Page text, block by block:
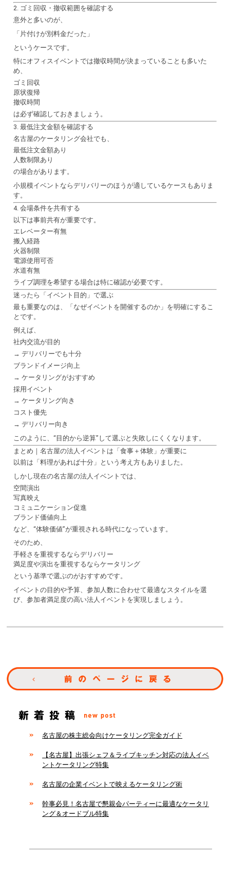
2. ゴミ回収・撤収範囲を確認する
意外と多いのが、
「片付けが別料金だった」
というケースです。
特にオフィスイベントでは撤収時間が決まっていることも多いた
め、
ゴミ回収
原状復帰
撤収時間
は必ず確認しておきましょう。
3. 最低注文金額を確認する
名古屋のケータリング会社でも、
最低注文金額あり
人数制限あり
の場合があります。
小規模イベントならデリバリーのほうが適しているケースもありま
す。
4. 会場条件を共有する
以下は事前共有が重要です。
エレベーター有無
搬入経路
火器制限
電源使用可否
水道有無
ライブ調理を希望する場合は特に確認が必要です。
迷ったら「イベント目的」で選ぶ
最も重要なのは、「なぜイベントを開催するのか」を明確にするこ
とです。
例えば、
社内交流が目的
→ デリバリーでも十分
ブランドイメージ向上
→ ケータリングがおすすめ
採用イベント
→ ケータリング向き
コスト優先
→ デリバリー向き
このように、“目的から逆算”して選ぶと失敗しにくくなります。
まとめ｜名古屋の法人イベントは「食事＋体験」が重要に
以前は「料理があれば十分」という考え方もありました。
しかし現在の名古屋の法人イベントでは、
空間演出
写真映え
コミュニケーション促進
ブランド価値向上
など、“体験価値”が重視される時代になっています。
そのため、
手軽さを重視するならデリバリー
満足度や演出を重視するならケータリング
という基準で選ぶのがおすすめです。
イベントの目的や予算、参加人数に合わせて最適なスタイルを選
び、参加者満足度の高い法人イベントを実現しましょう。
名古屋の株主総会向けケータリング完全ガイド
【名古屋】出張シェフ＆ライブキッチン対応の法人イベ
ントケータリング特集
名古屋の企業イベントで映えるケータリング術
幹事必見！名古屋で懇親会パーティーに最適なケータリ
ング＆オードブル特集